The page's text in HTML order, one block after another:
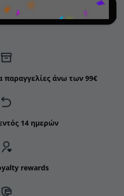
NEW ARRIVALS
παραγγελίες άνω των 99€
14 ημερών
rewards